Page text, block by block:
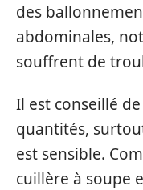
des
abdominales,
souffrent de
Il est conseillé
quantités,
est sensible.
cuillère à soupe